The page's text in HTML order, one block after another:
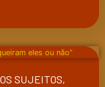
SUJEITOS,